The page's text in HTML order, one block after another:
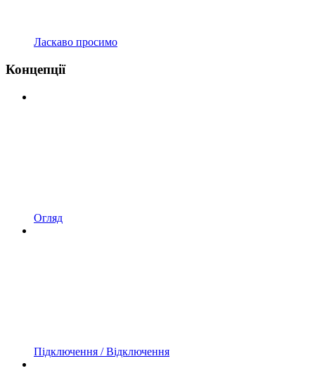
Ласкаво просимо
Концепції
Огляд
Підключення / Відключення